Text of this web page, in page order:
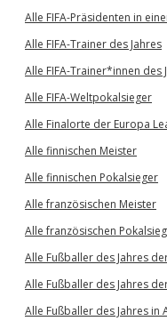
Alle FIFA-Präsidenten in
Alle FIFA-Trainer des Jahres
Alle FIFA-Trainer*innen des
Alle FIFA-Weltpokalsieger
Alle Finalorte der Europa
Alle finnischen Meister
Alle finnischen Pokalsieger
Alle französischen Meister
Alle französischen
Alle Fußballer des Jahres
Alle Fußballer des Jahres
Alle Fußballer des Jahres in